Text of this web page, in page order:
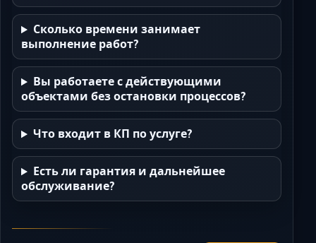
Сколько времени занимает
выполнение работ?
Вы работаете с действующими
объектами без остановки процессов?
Что входит в КП по услуге?
Есть ли гарантия и дальнейшее
обслуживание?